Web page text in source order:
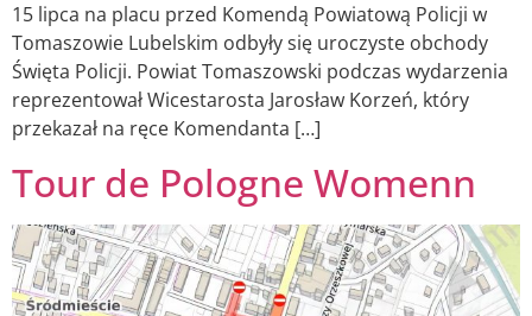
15 lipca na placu przed Komendą Powiatową Policji w
Tomaszowie Lubelskim odbyły się uroczyste obchody
Święta Policji. Powiat Tomaszowski podczas wydarzenia
reprezentował Wicestarosta Jarosław Korzeń, który
przekazał na ręce Komendanta […]
Tour de Pologne Womenn